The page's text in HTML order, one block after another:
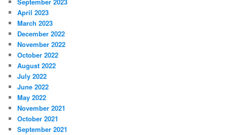
September 2023
April 2023
March 2023
December 2022
November 2022
October 2022
August 2022
July 2022
June 2022
May 2022
November 2021
October 2021
September 2021